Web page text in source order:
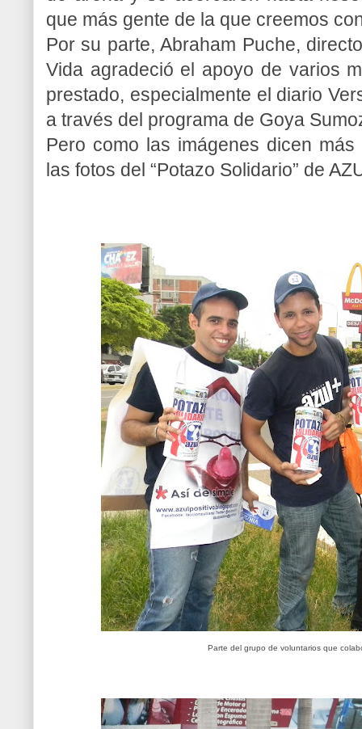
que más gente de la que creemos
Por su parte, Abraham Puche,
Vida agradeció el apoyo de varios
prestado, especialmente el diario
a través del programa de Goya
Pero como las imágenes dicen
las fotos del “Potazo Solidario” de
Parte del grupo de voluntarios que